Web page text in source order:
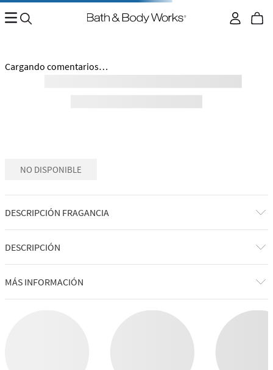
Cargando comentarios…
NO DISPONIBLE
DESCRIPCIÓN FRAGANCIA
DESCRIPCIÓN
MÁS INFORMACIÓN